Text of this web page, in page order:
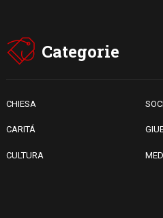
Categorie
CHIESA
CARITÁ
CULTURA